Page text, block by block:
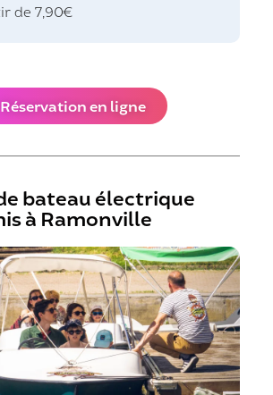
de 7,90€
Réservation en ligne
bateau électrique
à Ramonville